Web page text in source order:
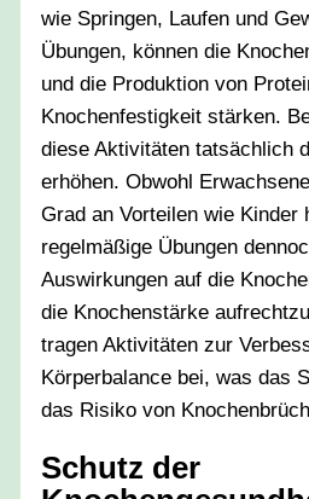
wie Springen, Laufen und
Übungen, können die
und die Produktion von
Knochenfestigkeit stärken.
diese Aktivitäten tatsächlich
erhöhen. Obwohl
Grad an Vorteilen wie Kinder
regelmäßige Übungen
Auswirkungen auf die
die Knochenstärke
tragen Aktivitäten zur
Körperbalance bei, was das
das Risiko von
Schutz der